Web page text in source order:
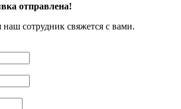
отправлена!
сотрудник свяжется с вами.